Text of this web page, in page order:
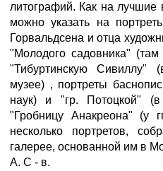
литографий. Как на лучшие
можно указать на
Горвальдсена и отца
"Молодого садовника"
"Тибуртинскую Сивиллу"
музее) , портреты
наук) и "гр. Потоцкой"
"Гробницу Анакреона" (у
несколько портретов,
галерее, основанной им в
А. С - в.